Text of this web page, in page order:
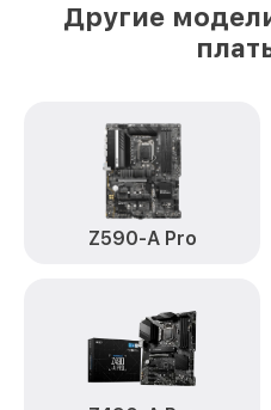
Другие
Z590-A Pro